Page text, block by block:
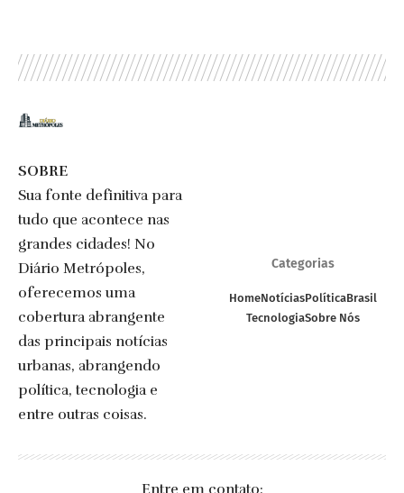
SOBRE
Sua fonte definitiva para
tudo que acontece nas
grandes cidades! No
Diário Metrópoles,
oferecemos uma
cobertura abrangente
das principais notícias
urbanas, abrangendo
política, tecnologia e
entre outras coisas.
Categorias
HomeNotíciasPolíticaBrasil
TecnologiaSobre Nós
Entre em contato: